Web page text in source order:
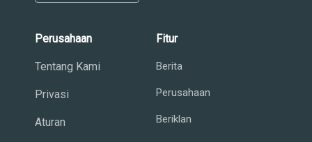
Perusahaan
Tentang Kami
Privasi
Aturan
Fitur
Berita
Perusahaan
Beriklan